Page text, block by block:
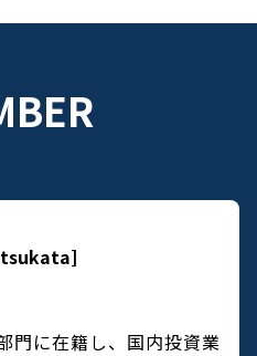
門に在籍し、国内投資業